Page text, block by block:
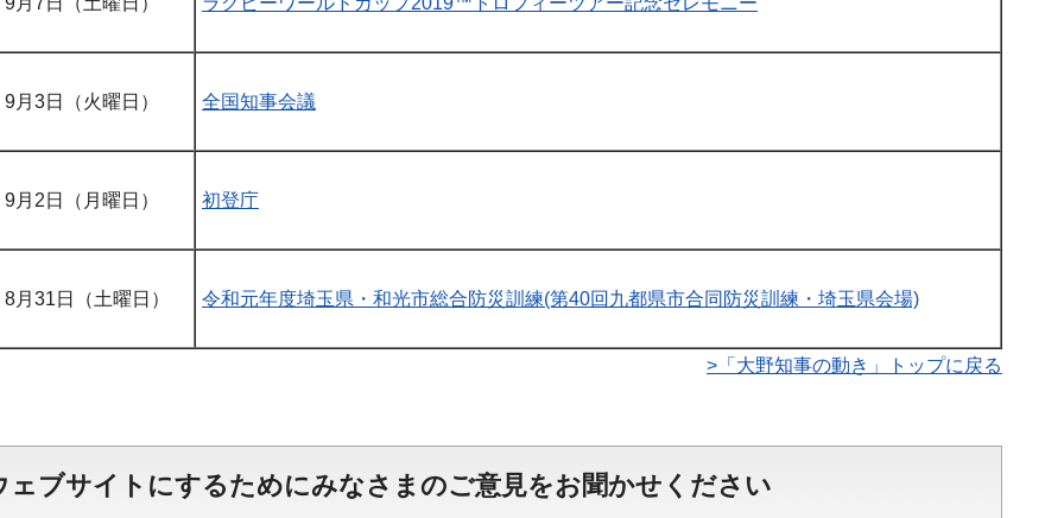
9月3日（火曜日） 全国知事会議
9月2日（月曜日） 初登庁
8月31日（土曜日） 令和元年度埼玉県・和光市総合防災訓練(第40回九都県市合同防災訓練・埼玉県会場)
>「大野知事の動き」トップに戻る
ェブサイトにするためにみなさまのご意見をお聞かせください